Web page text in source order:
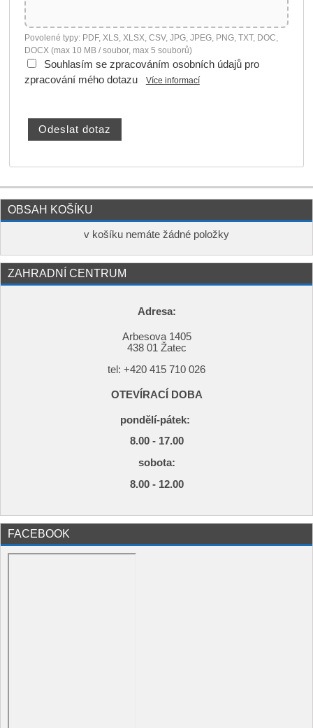
Povolené typy: PDF, XLS, XLSX, CSV, JPG, JPEG, PNG, TXT, DOC,
DOCX (max 10 MB / soubor, max 5 souborů)
Souhlasím se zpracováním osobních údajů pro
zpracování mého dotazu
Více informací
OBSAH KOŠÍKU
v košíku nemáte žádné položky
ZAHRADNÍ CENTRUM
Adresa:
Arbesova 1405
438 01 Žatec
tel: +420 415 710 026
OTEVÍRACÍ DOBA
pondělí-pátek:
8.00 - 17.00
sobota:
8.00 - 12.00
FACEBOOK